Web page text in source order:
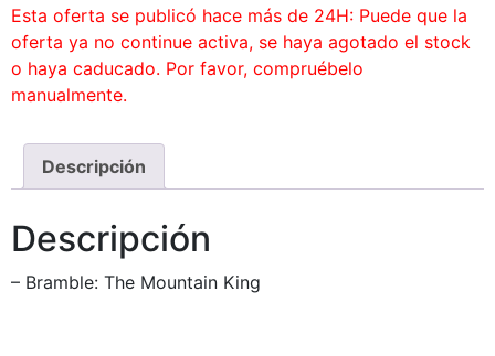
Esta oferta se publicó hace más de 24H: Puede que la
oferta ya no continue activa, se haya agotado el stock
o haya caducado. Por favor, compruébelo
manualmente.
Descripción
Descripción
– Bramble: The Mountain King